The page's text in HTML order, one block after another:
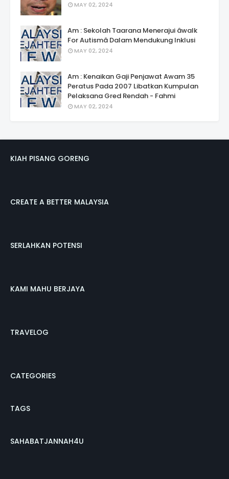
MAY 02, 2024
Am : Sekolah Taarana Menerajui âwalk
For Autismâ Dalam Mendukung Inklusi
MAY 02, 2024
Am : Kenaikan Gaji Penjawat Awam 35
Peratus Pada 2007 Libatkan Kumpulan
Pelaksana Gred Rendah - Fahmi
MAY 02, 2024
KIAH PISANG GORENG
CREATE A BETTER MALAYSIA
SERLAHKAN POTENSI
KAMI MAHU BERJAYA
TRAVELOG
CATEGORIES
TAGS
SAHABATJANNAH4U